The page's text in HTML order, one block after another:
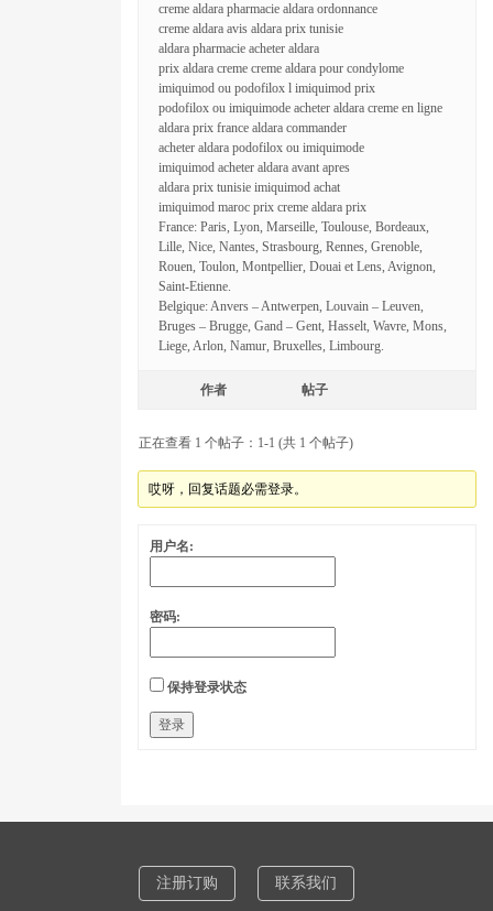
creme aldara pharmacie aldara ordonnance
creme aldara avis aldara prix tunisie
aldara pharmacie acheter aldara
prix aldara creme creme aldara pour condylome
imiquimod ou podofilox l imiquimod prix
podofilox ou imiquimode acheter aldara creme en ligne
aldara prix france aldara commander
acheter aldara podofilox ou imiquimode
imiquimod acheter aldara avant apres
aldara prix tunisie imiquimod achat
imiquimod maroc prix creme aldara prix
France: Paris, Lyon, Marseille, Toulouse, Bordeaux,
Lille, Nice, Nantes, Strasbourg, Rennes, Grenoble,
Rouen, Toulon, Montpellier, Douai et Lens, Avignon,
Saint-Etienne.
Belgique: Anvers – Antwerpen, Louvain – Leuven,
Bruges – Brugge, Gand – Gent, Hasselt, Wavre, Mons,
Liege, Arlon, Namur, Bruxelles, Limbourg.
作者 帖子
正在查看 1 个帖子：1-1 (共 1 个帖子)
哎呀，回复话题必需登录。
用户名:
密码:
保持登录状态
登录
注册订购 联系我们